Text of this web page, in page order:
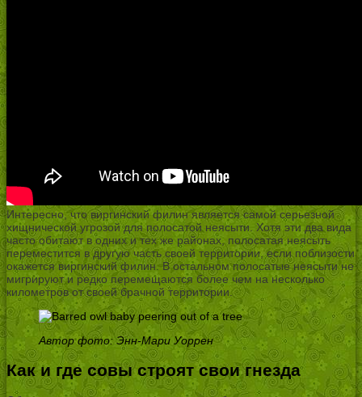
Интересно, что виргинский филин является самой серьезной
хищнической угрозой для полосатой неясыти. Хотя эти два вида
часто обитают в одних и тех же районах, полосатая неясыть
переместится в другую часть своей территории, если поблизости
окажется виргинский филин. В остальном полосатые неясыти не
мигрируют и редко перемещаются более чем на несколько
километров от своей брачной территории.
Автор фото: Энн-Мари Уоррен
Как и где совы строят свои гнезда